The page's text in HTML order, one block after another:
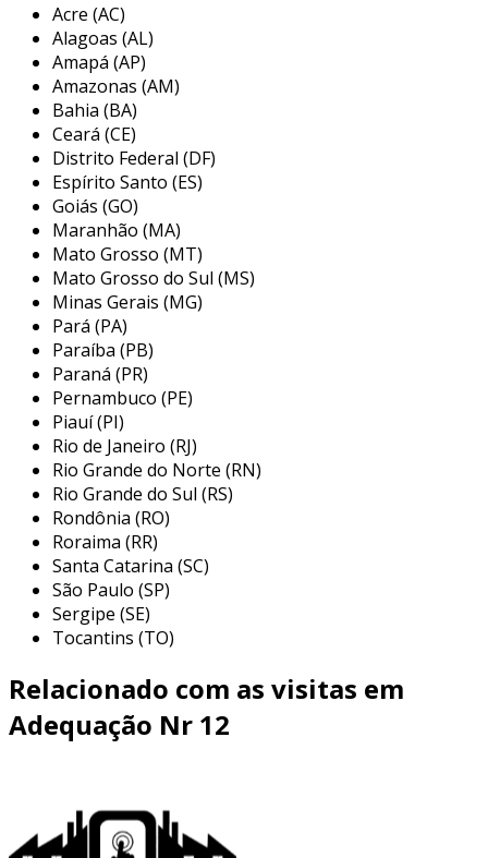
acidentes e garantir que as máquinas operem em
conformidade com os requisitos legais e técnicos,
promovendo um ambiente mais seguro.
wengautengenharia, localizada em bauru, são
paulo, se destaca como prestadora de serviços
especializada em soluções industriais. com uma
trajetória de mais de 20 anos, a empresa oferece
um portfólio diversificado que inclui serviços de
manutenção, engenharia e fabricação de
máquinas. o compromisso com alta qualidade e a
adequação às normas de segurança, como a nr-
12, são pilares da sua atuação. entre as soluções
disponibilizadas, a empresa realiza automação
industrial, desenvolvimento de máquinas
personalizadas e criação de projetos elétricos e
mecânicos, sempre buscando atender às
necessidades específicas de cada cliente.
Acre (AC)
Alagoas (AL)
Amapá (AP)
Amazonas (AM)
Bahia (BA)
Ceará (CE)
Distrito Federal (DF)
Espírito Santo (ES)
Goiás (GO)
Maranhão (MA)
Mato Grosso (MT)
Mato Grosso do Sul (MS)
Minas Gerais (MG)
Pará (PA)
Paraíba (PB)
Paraná (PR)
Pernambuco (PE)
Piauí (PI)
Rio de Janeiro (RJ)
Rio Grande do Norte (RN)
Rio Grande do Sul (RS)
Rondônia (RO)
Roraima (RR)
Santa Catarina (SC)
São Paulo (SP)
Sergipe (SE)
Tocantins (TO)
Relacionado com as visitas em
Adequação Nr 12